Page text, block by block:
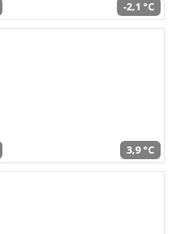
-2,1 °C
3,9 °C